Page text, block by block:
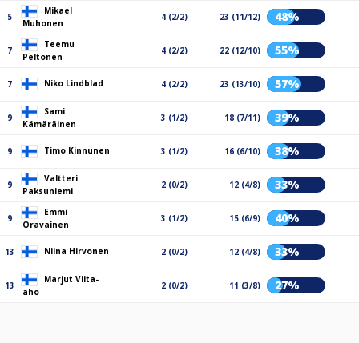
5
Mikael
Muhonen
4 (2/2) 23 (11/12) 48%
7
Teemu
Peltonen
4 (2/2) 22 (12/10) 55%
7 Niko Lindblad 4 (2/2) 23 (13/10) 57%
9
Sami
Kämäräinen
3 (1/2) 18 (7/11) 39%
9 Timo Kinnunen 3 (1/2) 16 (6/10) 38%
9
Valtteri
Paksuniemi
2 (0/2) 12 (4/8) 33%
9
Emmi
Oravainen
3 (1/2) 15 (6/9) 40%
13 Niina Hirvonen 2 (0/2) 12 (4/8) 33%
13
Marjut Viita-
aho
2 (0/2) 11 (3/8) 27%